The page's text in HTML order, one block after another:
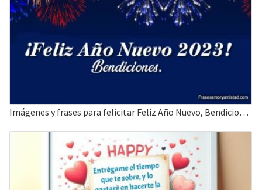
Imágenes y frases para felicitar Feliz Año Nuevo, Bendiciones.